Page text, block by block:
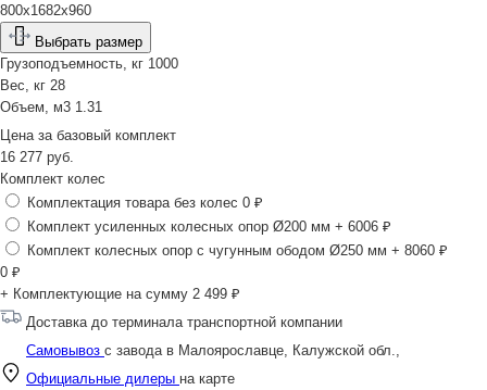
800х1682х960
Выбрать размер
Грузоподъемность, кг 1000
Вес, кг 28
Объем, м3 1.31
Цена за базовый комплект
16 277 руб.
Комплект колес
Комплектация товара без колес 0 ₽
Комплект усиленных колесных опор Ø200 мм + 6006 ₽
Комплект колесных опор с чугунным ободом Ø250 мм + 8060 ₽
0 ₽
+ Комплектующие на сумму 2 499 ₽
Доставка до терминала транспортной компании
Самовывоз с завода в Малоярославце, Калужской обл.,
Официальные дилеры на карте